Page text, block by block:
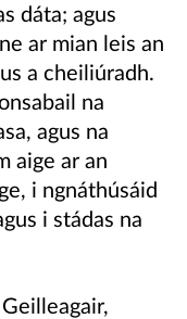
dáta; agus
ar mian leis an
a cheiliúradh.
na
agus na
aige ar an
i ngnáthúsáid
i stádas na